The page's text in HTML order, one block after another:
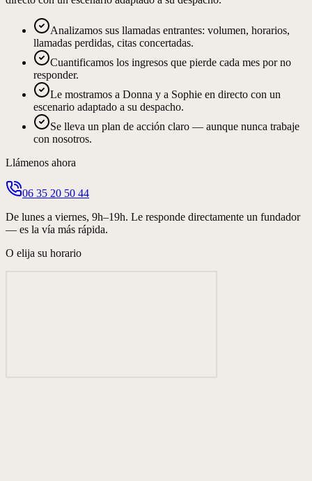
Analizamos sus llamadas entrantes: volumen, horarios,
llamadas perdidas, citas concertadas.
Cuantificamos los ingresos que pierde cada mes por no
responder.
Le mostramos a Donna y a Sophie en directo con un
escenario adaptado a su despacho.
Se lleva un plan de acción claro — aunque nunca trabaje
con nosotros.
Llámenos ahora
06 35 20 50 44
De lunes a viernes, 9h–19h. Le responde directamente un fundador
— es la vía más rápida.
O elija su horario